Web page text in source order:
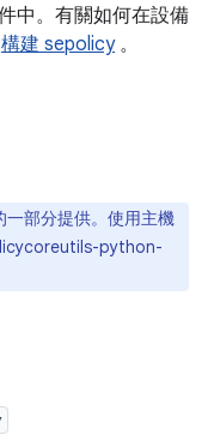
中。有關如何在設備
構建 sepolicy。
部分提供。使用主機
python-